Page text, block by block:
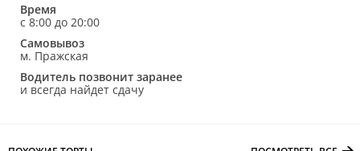
Время
с 8:00 до 20:00
Самовывоз
м. Пражская
Водитель позвонит заранее
и всегда найдет сдачу